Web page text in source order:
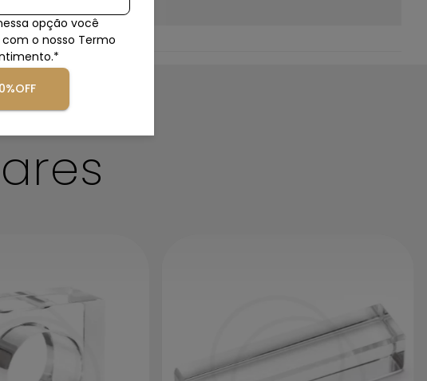
quantidade de produto sobre a flanela e
passe pela peça realizando a limpeza ao
opção você
o nosso Termo